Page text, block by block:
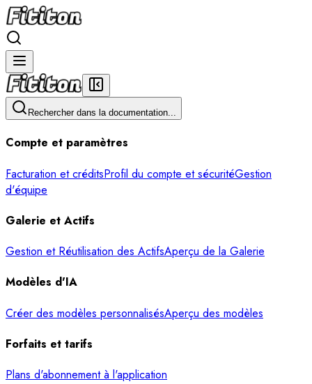
Rechercher dans la documentation...
Compte et paramètres
Facturation et créditsProfil du compte et sécuritéGestion
d'équipe
Galerie et Actifs
Gestion et Réutilisation des ActifsAperçu de la Galerie
Modèles d'IA
Créer des modèles personnalisésAperçu des modèles
Forfaits et tarifs
Plans d'abonnement à l'application